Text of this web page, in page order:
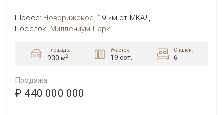
Шоссе: Новорижское 19 км от МКАД
Посёлок: Миллениум Парк
Площадь:
930 м2
Участок:
19 сот.
Спален:
6
Продажа
₽ 440 000 000